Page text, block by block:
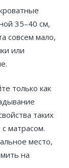
35–40 см,
совсем мало,
или
только как
таких
матрасом.
место,
на